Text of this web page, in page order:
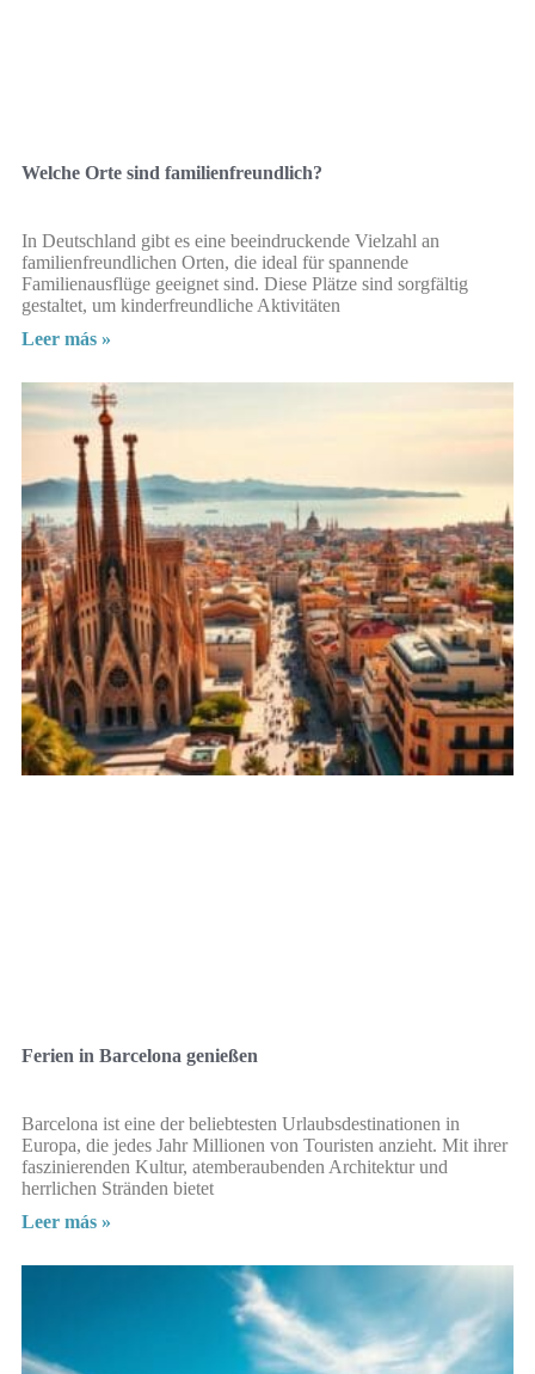
Welche Orte sind familienfreundlich?
In Deutschland gibt es eine beeindruckende Vielzahl an
familienfreundlichen Orten, die ideal für spannende
Familienausflüge geeignet sind. Diese Plätze sind sorgfältig
gestaltet, um kinderfreundliche Aktivitäten
Leer más »
Ferien in Barcelona genießen
Barcelona ist eine der beliebtesten Urlaubsdestinationen in
Europa, die jedes Jahr Millionen von Touristen anzieht. Mit ihrer
faszinierenden Kultur, atemberaubenden Architektur und
herrlichen Stränden bietet
Leer más »